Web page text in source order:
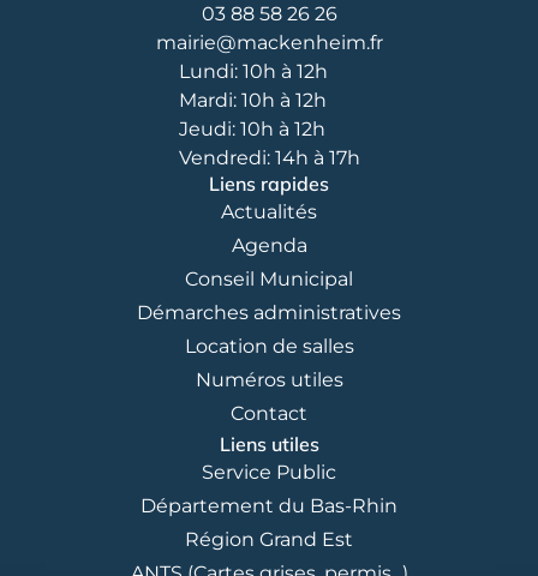
03 88 58 26 26
mairie@mackenheim.fr
Lundi: 10h à 12h
Mardi: 10h à 12h
Jeudi: 10h à 12h
Vendredi: 14h à 17h
Liens rapides
Actualités
Agenda
Conseil Municipal
Démarches administratives
Location de salles
Numéros utiles
Contact
Liens utiles
Service Public
Département du Bas-Rhin
Région Grand Est